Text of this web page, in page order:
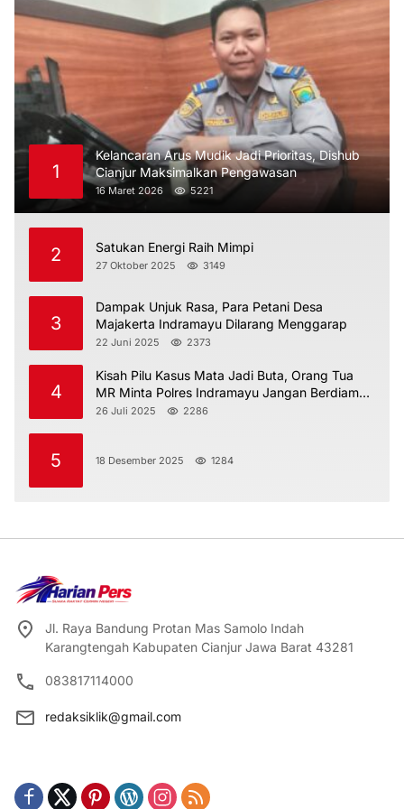
1
Kelancaran Arus Mudik Jadi Prioritas, Dishub
Cianjur Maksimalkan Pengawasan
16 Maret 2026 5221
2 Satukan Energi Raih Mimpi
27 Oktober 2025 3149
3
Dampak Unjuk Rasa, Para Petani Desa
Majakerta Indramayu Dilarang Menggarap
22 Juni 2025 2373
4
Kisah Pilu Kasus Mata Jadi Buta, Orang Tua
MR Minta Polres Indramayu Jangan Berdiam
Diri
26 Juli 2025 2286
5 18 Desember 2025 1284
Jl. Raya Bandung Protan Mas Samolo Indah
Karangtengah Kabupaten Cianjur Jawa Barat 43281
083817114000
redaksiklik@gmail.com